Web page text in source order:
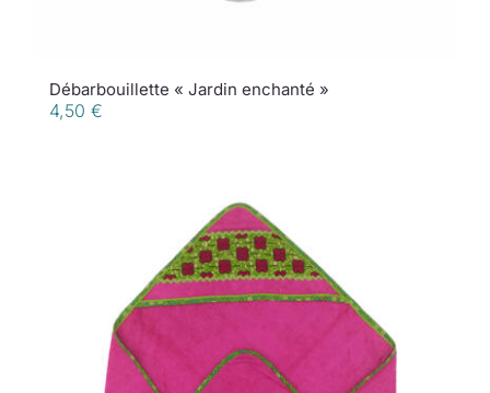
Débarbouillette « Jardin enchanté »
4,50 €